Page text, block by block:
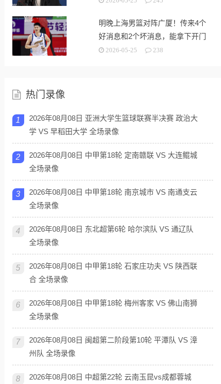
明晚上海男篮对阵广厦！传来4个
好消息和2个坏消息，能拿下开门
红2026-05-25 238
热门录像
1
2026年08月08日 亚洲大学生篮球联赛半决赛 政治大
学 VS 早稻田大学 全场录像
2
2026年08月08日 中甲第18轮 定南赣联 VS 大连鲲城
全场录像
3
2026年08月08日 中甲第18轮 南京城市 VS 南通支云
全场录像
4
2026年08月08日 东北超第6轮 哈尔滨队 VS 通辽队
全场录像
5
2026年08月08日 中甲第18轮 石家庄功夫 VS 陕西联
合 全场录像
6
2026年08月08日 中甲第18轮 梅州客家 VS 佛山南狮
全场录像
7
2026年08月08日 闽超第二阶段第10轮 平潭队 VS 漳
州队 全场录像
8
2026年08月08日 中超第22轮 云南玉昆vs成都蓉城